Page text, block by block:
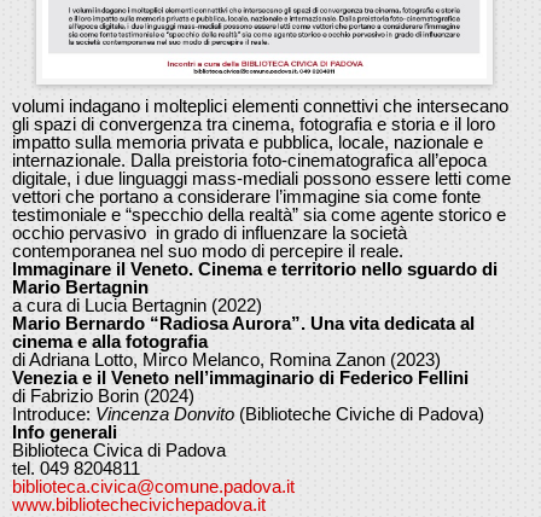
volumi indagano i molteplici elementi connettivi che intersecano
gli spazi di convergenza tra cinema, fotografia e storia e il loro
impatto sulla memoria privata e pubblica, locale, nazionale e
internazionale. Dalla preistoria foto-cinematografica all’epoca
digitale, i due linguaggi mass-mediali possono essere letti come
vettori che portano a considerare l’immagine sia come fonte
testimoniale e “specchio della realtà” sia come agente storico e
occhio pervasivo in grado di influenzare la società
contemporanea nel suo modo di percepire il reale.
lmmaginare il Veneto. Cinema e territorio nello sguardo di
Mario Bertagnin
a cura di Lucia Bertagnin (2022)
Mario Bernardo “Radiosa Aurora”. Una vita dedicata al
cinema e alla fotografia
di Adriana Lotto, Mirco Melanco, Romina Zanon (2023)
Venezia e il Veneto nell’immaginario di Federico Fellini
di Fabrizio Borin (2024)
Introduce: Vincenza Donvito (Biblioteche Civiche di Padova)
Info generali
Biblioteca Civica di Padova
tel. 049 8204811
biblioteca.civica@comune.padova.it
www.bibliotechecivichepadova.it